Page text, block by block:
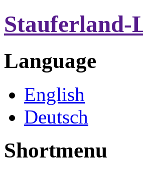
Language
English
Deutsch
Shortmenu